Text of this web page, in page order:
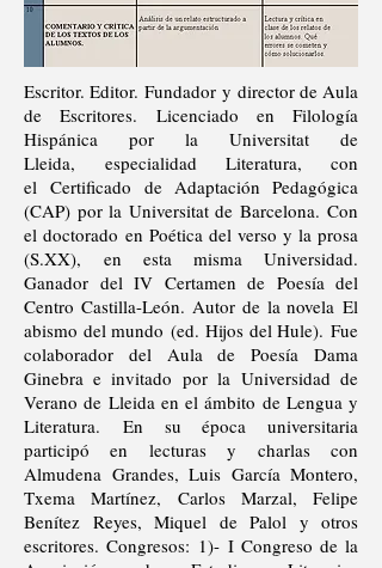
Escritor. Editor. Fundador y director de Aula
de Escritores. Licenciado en Filología
Hispánica por la Universitat de
Lleida, especialidad Literatura, con
el Certificado de Adaptación Pedagógica
(CAP) por la Universitat de Barcelona. Con
el doctorado en Poética del verso y la prosa
(S.XX), en esta misma Universidad.
Ganador del IV Certamen de Poesía del
Centro Castilla-León. Autor de la novela El
abismo del mundo (ed. Hijos del Hule). Fue
colaborador del Aula de Poesía Dama
Ginebra e invitado por la Universidad de
Verano de Lleida en el ámbito de Lengua y
Literatura. En su época universitaria
participó en lecturas y charlas con
Almudena Grandes, Luis García Montero,
Txema Martínez, Carlos Marzal, Felipe
Benítez Reyes, Miquel de Palol y otros
escritores. Congresos: 1)- I Congreso de la